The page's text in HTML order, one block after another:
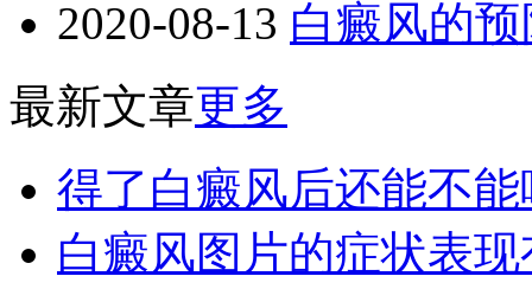
2020-08-13 白癜风的
最新文章更多
得了白癜风后还能不
白癜风图片的症状表